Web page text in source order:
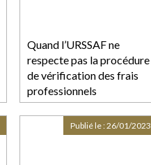
Quand l’URSSAF ne
respecte pas la procédure
de vérification des frais
professionnels
Publié le :26/01/2023